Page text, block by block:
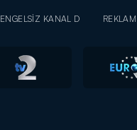
ENGELSİZ KANAL D REKLAM